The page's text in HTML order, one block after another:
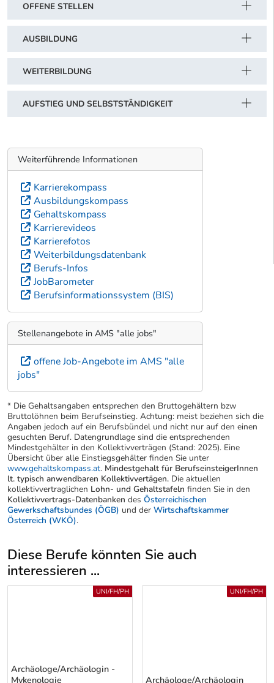
OFFENE STELLEN
AUSBILDUNG
WEITERBILDUNG
AUFSTIEG UND SELBSTSTÄNDIGKEIT
Weiterführende Informationen
Karrierekompass
Ausbildungskompass
Gehaltskompass
Karrierevideos
Karrierefotos
Weiterbildungsdatenbank
Berufs-Infos
JobBarometer
Berufsinformationssystem (BIS)
Stellenangebote in AMS "alle jobs"
offene Job-Angebote im AMS "alle
jobs"
* Die Gehaltsangaben entsprechen den Bruttogehältern bzw
Bruttolöhnen beim Berufseinstieg. Achtung: meist beziehen sich die
Angaben jedoch auf ein Berufsbündel und nicht nur auf den einen
gesuchten Beruf. Datengrundlage sind die entsprechenden
Mindestgehälter in den Kollektivverträgen (Stand: 2025). Eine
Übersicht über alle Einstiegsgehälter finden Sie unter
www.gehaltskompass.at. Mindestgehalt für BerufseinsteigerInnen
lt. typisch anwendbaren Kollektivvertägen. Die aktuellen
kollektivvertraglichen Lohn- und Gehaltstafeln finden Sie in den
Kollektivvertrags-Datenbanken des Österreichischen
Gewerkschaftsbundes (ÖGB) und der Wirtschaftskammer
Österreich (WKÖ).
Diese Berufe könnten Sie auch
interessieren ...
Uber weitere Berufsvorschläge
Archäologe/Archäologin -
Mykenologie
UNI/FH/PH
Archäologe/Archäologin
UNI/FH/PH